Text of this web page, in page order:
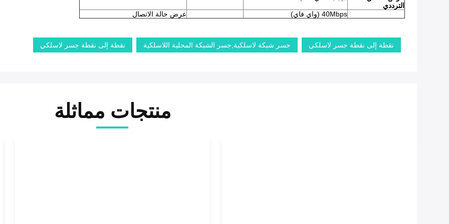
الترددي
40Mbps (واي فاي) عرض حالة الاتصال
نقطة إلى نقطة جسر لاسلكي جسر شبكة لاسلكية,جسر الشبكة المحلية اللاسلكية نقطة إلى نقطة جسر لاسلكي
منتجات مماثلة